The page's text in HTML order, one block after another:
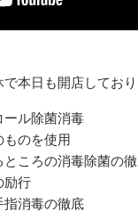
本日も開店しており
ール除菌消毒
ものを使用
ところの消毒除菌の
励行
指消毒の徹底